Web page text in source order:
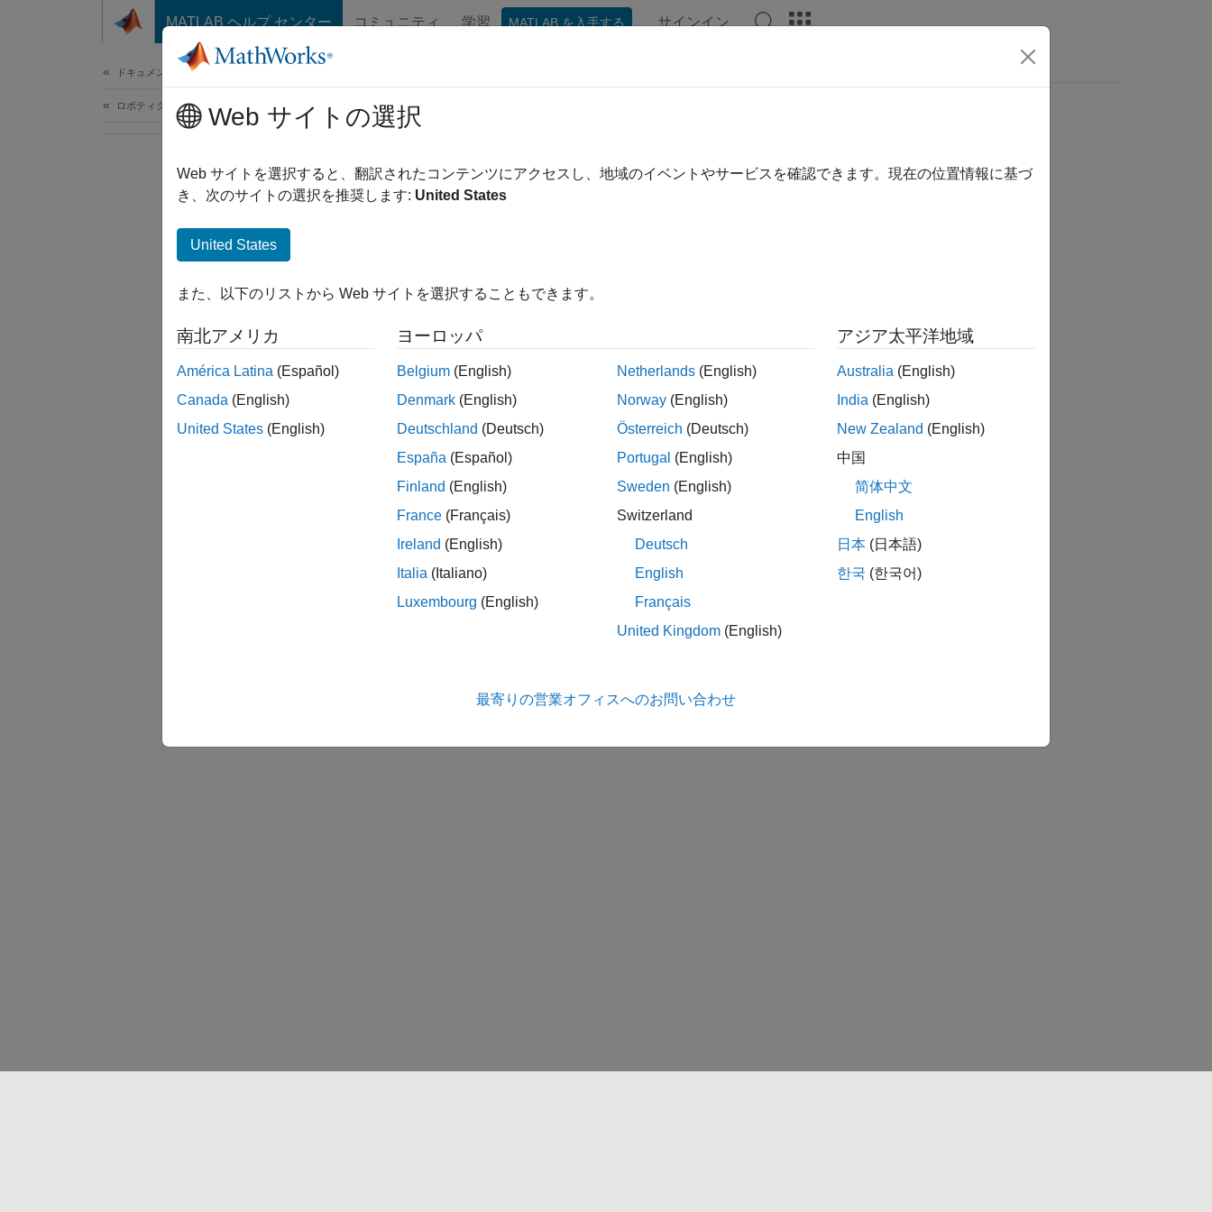
コンテンツへスキップ
MATLAB ヘルプ センター コミュニティ 学習 MATLAB を入手する サインイン
ドキュメンテーションのホーム
ロボティクスおよび自律システムWeb サイトの選択
Web サイトを選択すると、翻訳されたコンテンツにアクセスし、地域のイベントやサービスを確認できます。現在の位置情報に基づ
き、次のサイトの選択を推奨します: United States
United States
また、以下のリストから Web サイトを選択することもできます。
南北アメリカ
América Latina (Español)
Canada (English)
United States (English)
ヨーロッパ
Belgium (English)
Denmark (English)
Deutschland (Deutsch)
España (Español)
Finland (English)
France (Français)
Ireland (English)
Italia (Italiano)
Luxembourg (English)
Netherlands (English)
Norway (English)
Österreich (Deutsch)
Portugal (English)
Sweden (English)
Switzerland
Deutsch
English
Français
United Kingdom (English)
アジア太平洋地域
Australia (English)
India (English)
New Zealand (English)
中国
简体中文
English
日本 (日本語)
한국 (한국어)
最寄りの営業オフィスへのお問い合わせ